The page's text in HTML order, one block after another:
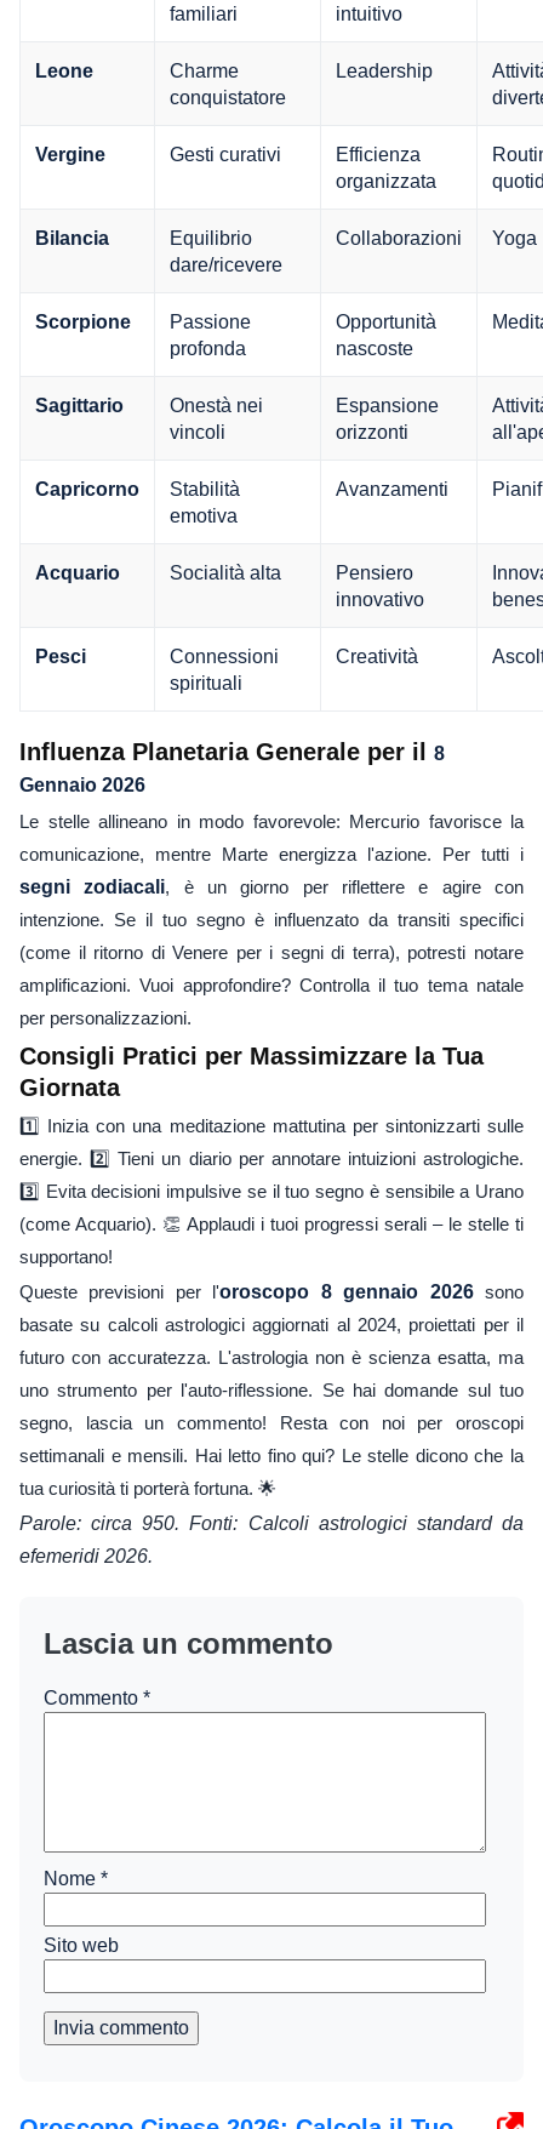
familiari
intuitivo
Leone
Charme
conquistatore
Leadership
Vergine Gesti curativi
Efficienza
organizzata
Bilancia
Equilibrio
dare/ricevere
Collaborazioni Yoga
Scorpione
Passione
profonda
Opportunità
nascoste
Sagittario
Onestà nei
vincoli
Espansione
orizzonti
Capricorno
Stabilità
emotiva
Avanzamenti
Acquario Socialità alta
Pensiero
innovativo
Pesci
Connessioni
spirituali
Creatività
Influenza Planetaria Generale per il
8
Gennaio 2026
Le stelle allineano in modo favorevole: Mercurio favorisce la
comunicazione, mentre Marte energizza l'azione. Per tutti i
segni zodiacali, è un giorno per riflettere e agire con
intenzione. Se il tuo segno è influenzato da transiti specifici
(come il ritorno di Venere per i segni di terra), potresti notare
amplificazioni. Vuoi approfondire? Controlla il tuo tema natale
per personalizzazioni.
Consigli Pratici per Massimizzare la Tua
Giornata
1️⃣ Inizia con una meditazione mattutina per sintonizzarti sulle
energie. 2️⃣ Tieni un diario per annotare intuizioni astrologiche.
3️⃣ Evita decisioni impulsive se il tuo segno è sensibile a Urano
(come Acquario). 👏 Applaudi i tuoi progressi serali – le stelle ti
supportano!
Queste previsioni per l'oroscopo 8 gennaio 2026sono
basate su calcoli astrologici aggiornati al 2024, proiettati per il
futuro con accuratezza. L'astrologia non è scienza esatta, ma
uno strumento per l'auto-riflessione. Se hai domande sul tuo
segno, lascia un commento! Resta con noi per oroscopi
settimanali e mensili. Hai letto fino qui? Le stelle dicono che la
tua curiosità ti porterà fortuna. 🌟
Parole: circa 950. Fonti: Calcoli astrologici standard da
efemeridi 2026.
Lascia un commento
Commento *
Nome *
Sito web
Invia commento